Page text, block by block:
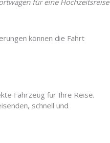
für eine Hochzeitsreise
können die Fahrt
Fahrzeug für Ihre Reise.
schnell und